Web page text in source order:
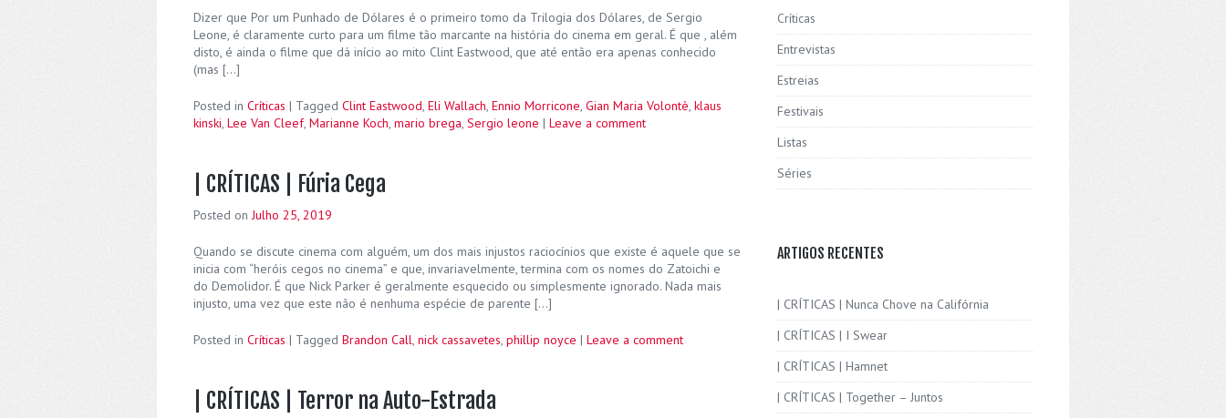
Dizer que Por um Punhado de Dólares é o primeiro tomo da Trilogia dos Dólares, de Sergio
Leone, é claramente curto para um filme tão marcante na história do cinema em geral. É que , além
disto, é ainda o filme que dá início ao mito Clint Eastwood, que até então era apenas conhecido
(mas […]
Posted in Críticas | Tagged Clint Eastwood, Eli Wallach, Ennio Morricone, Gian Maria Volontè, klaus
kinski, Lee Van Cleef, Marianne Koch, mario brega, Sergio leone | Leave a comment
| CRÍTICAS | Fúria Cega
Posted onJulho 25, 2019
Quando se discute cinema com alguém, um dos mais injustos raciocínios que existe é aquele que se
inicia com “heróis cegos no cinema” e que, invariavelmente, termina com os nomes do Zatoichi e
do Demolidor. É que Nick Parker é geralmente esquecido ou simplesmente ignorado. Nada mais
injusto, uma vez que este não é nenhuma espécie de parente […]
Posted in Críticas | Tagged Brandon Call, nick cassavetes, phillip noyce | Leave a comment
| CRÍTICAS | Terror na Auto-Estrada
Críticas
Entrevistas
Estreias
Festivais
Listas
Séries
ARTIGOS RECENTES
| CRÍTICAS | Nunca Chove na Califórnia
| CRÍTICAS | I Swear
| CRÍTICAS | Hamnet
| CRÍTICAS | Together – Juntos